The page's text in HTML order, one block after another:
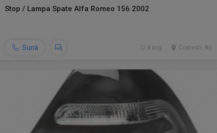
Stop / Lampa Spate Alfa Romeo 156 2002
Sună Costesti, AG
4 aug.